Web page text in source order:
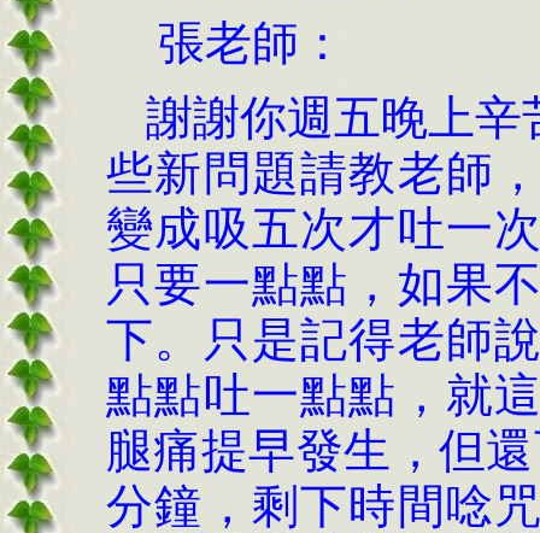
張老師：
謝謝你週五晚上辛
些新問題請教老師
變成吸五次才吐一
只要一點點，如果
下。只是記得老師
點點吐一點點，就
腿痛提早發生，但
分鐘，剩下時間唸